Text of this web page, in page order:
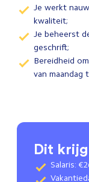
Je werkt
kwaliteit;
Je beheerst
geschrift;
Bereidheid
van maandag
Dit
Salaris: